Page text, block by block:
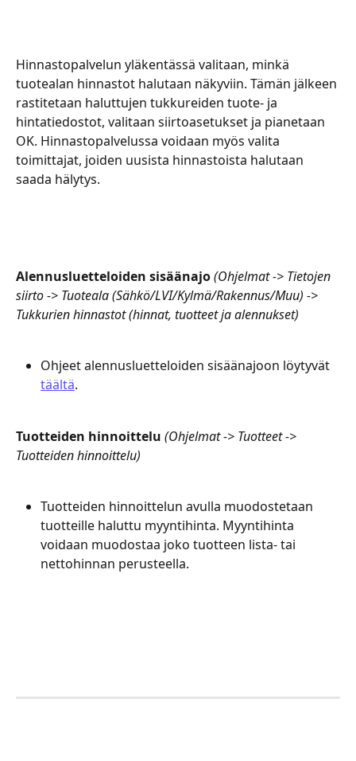
Hinnastopalvelun yläkentässä valitaan, minkä
tuotealan hinnastot halutaan näkyviin. Tämän jälkeen
rastitetaan haluttujen tukkureiden tuote- ja
hintatiedostot, valitaan siirtoasetukset ja pianetaan
OK. Hinnastopalvelussa voidaan myös valita
toimittajat, joiden uusista hinnastoista halutaan
saada hälytys.
Alennusluetteloiden sisäänajo(Ohjelmat -> Tietojen
siirto -> Tuoteala (Sähkö/LVI/Kylmä/Rakennus/Muu) ->
Tukkurien hinnastot (hinnat, tuotteet ja alennukset)
Ohjeet alennusluetteloiden sisäänajoon löytyvät
täältä.
Tuotteiden hinnoittelu (Ohjelmat -> Tuotteet ->
Tuotteiden hinnoittelu)
Tuotteiden hinnoittelun avulla muodostetaan
tuotteille haluttu myyntihinta. Myyntihinta
voidaan muodostaa joko tuotteen lista- tai
nettohinnan perusteella.